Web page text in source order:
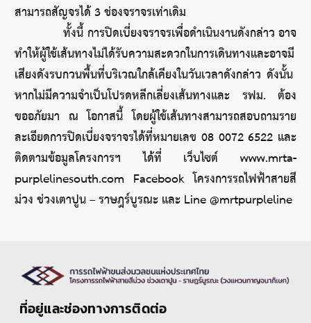
สามารถสัญจรได้ 3 ช่องจราจรเท่าเดิม
             ทั้งนี้ การปิดเบี่ยงจราจรเพื่อดำเนินงานดังกล่าว อาจ
ทำให้ผู้ใช้เส้นทางไม่ได้รับความสะดวกในการเดินทางและอาจมี
เสียงดังรบกวนพื้นที่บริเวณใกล้เคียงในวันเวลาดังกล่าว ดังนั้น
หากไม่มีความจำเป็นโปรดหลีกเลี่ยงเส้นทางและ รฟม. ต้อง
ขออภัยมา ณ โอกาสนี้ โดยผู้ใช้เส้นทางสามารถสอบถามราย
ละเอียดการปิดเบี่ยงจราจรได้ที่หมายเลข 08 0072 6522 และ
ติดตามข้อมูลโครงการฯ ได้ที่ เว็บไซต์ www.mrta-
purplelinesouth.com Facebook โครงการรถไฟฟ้าสายสี
ม่วง ช่วงเตาปูน – ราษฎร์บูรณะ และ Line @mrtpurpleline
ที่อยู่และช่องทางการติดต่อ